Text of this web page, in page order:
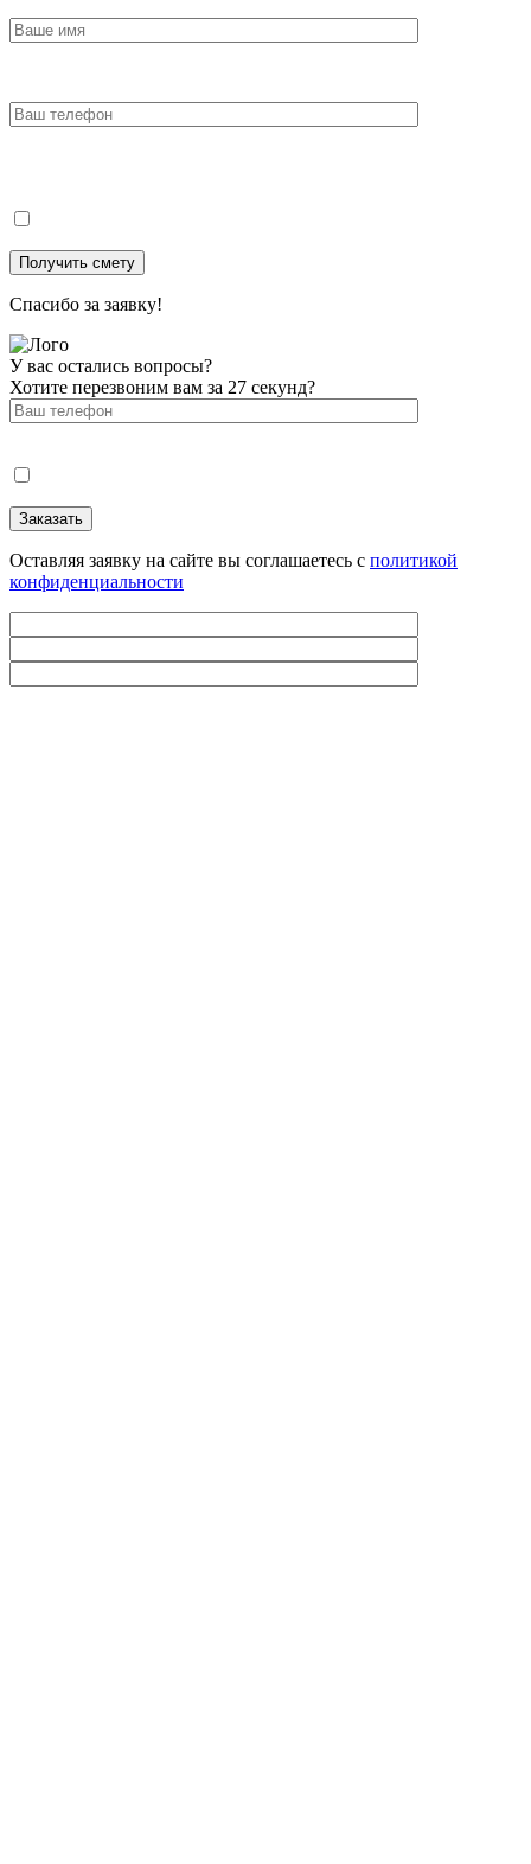
Спасибо за заявку!
У вас остались вопросы?
Хотите перезвоним вам за 27 секунд?
Оставляя заявку на сайте вы соглашаетесь с политикой
конфиденциальности